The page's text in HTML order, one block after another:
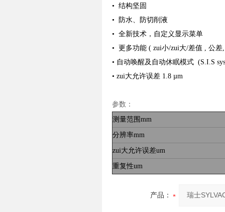
• 结构坚固
• 防水、防切削液
• 全新技术，自定义显示菜单
• 更多功能 ( zui小/zui大/差值 , 公
• 自动唤醒及自动休眠模式 (S.I.S
• zui大允许误差 1.8 µm
参数：
测量范围mm
分辨率mm
zui大允许误差um
重复性um
产品：